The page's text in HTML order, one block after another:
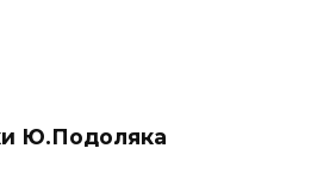
Ю.Подоляка